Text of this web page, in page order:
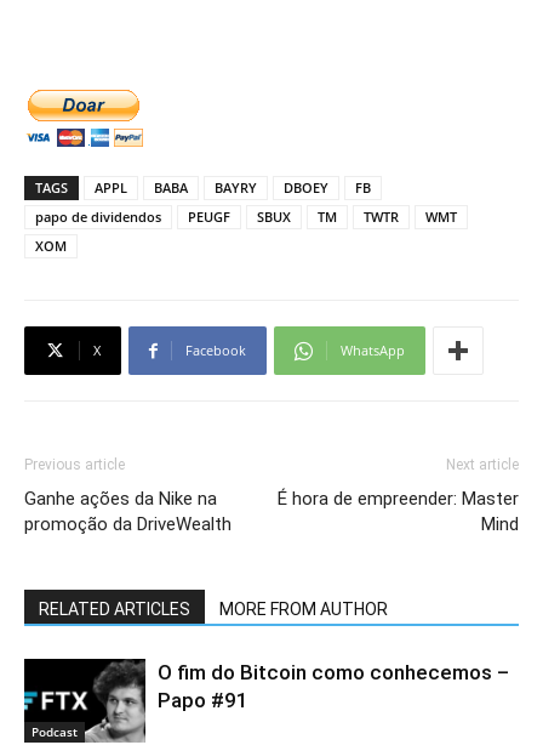
TAGS APPL BABA BAYRY DBOEY
FB
papo de dividendos
PEUGF SBUX TM TWTR
WMT
XOM
X Facebook WhatsApp
Previous article
Ganhe ações da Nike na
promoção da DriveWealth
Next article
É hora de empreender: Master
Mind
RELATED ARTICLES MORE FROM AUTHOR
Podcast
O fim do Bitcoin como conhecemos –
Papo #91